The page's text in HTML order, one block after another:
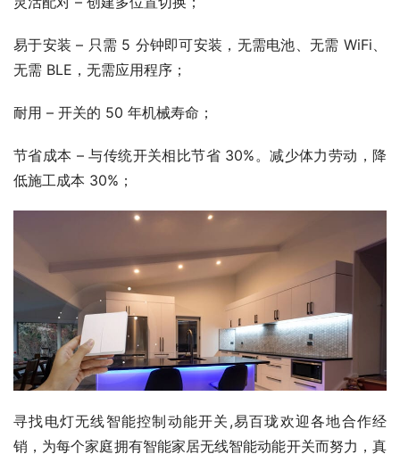
易于安装 – 只需 5 分钟即可安装，无需电池、无需 WiFi、
无需 BLE，无需应用程序；
耐用 – 开关的 50 年机械寿命；
节省成本 – 与传统开关相比节省 30%。减少体力劳动，降
低施工成本 30%；
寻找电灯无线智能控制动能开关,易百珑欢迎各地合作经
销，为每个家庭拥有智能家居无线智能动能开关而努力，真